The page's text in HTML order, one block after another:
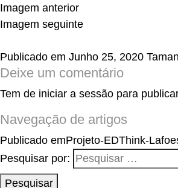
Imagem anterior
Imagem seguinte
Publicado em Junho 25, 2020
Deixe um comentário
Tem de iniciar a sessão para
Navegação de artigos
Publicado emProjeto-EDThink-
Pesquisar por:
Pesquisar